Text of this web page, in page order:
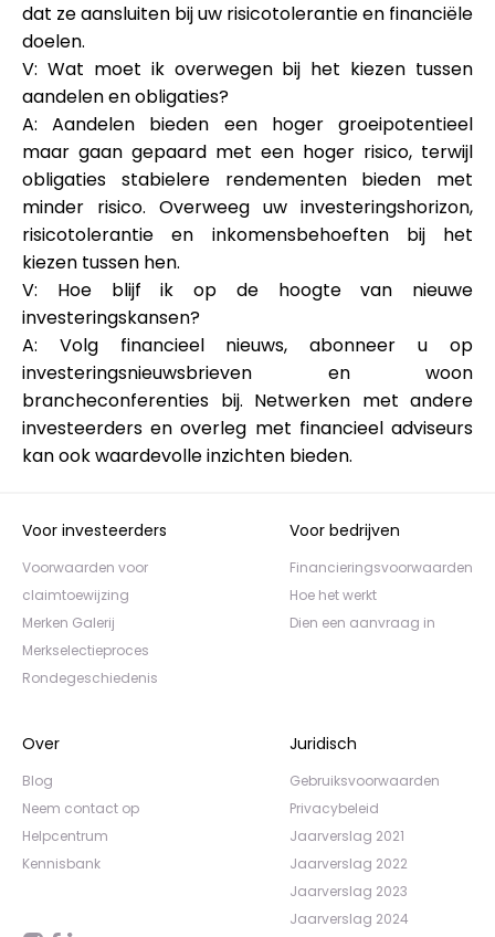
dat ze aansluiten bij uw risicotolerantie en financiële
doelen.
V: Wat moet ik overwegen bij het kiezen tussen
aandelen en obligaties?
A: Aandelen bieden een hoger groeipotentieel
maar gaan gepaard met een hoger risico, terwijl
obligaties stabielere rendementen bieden met
minder risico. Overweeg uw investeringshorizon,
risicotolerantie en inkomensbehoeften bij het
kiezen tussen hen.
V: Hoe blijf ik op de hoogte van nieuwe
investeringskansen?
A: Volg financieel nieuws, abonneer u op
investeringsnieuwsbrieven en woon
brancheconferenties bij. Netwerken met andere
investeerders en overleg met financieel adviseurs
kan ook waardevolle inzichten bieden.
Voor investeerders
Voorwaarden voor
claimtoewijzing
Merken Galerij
Merkselectieproces
Rondegeschiedenis
Voor bedrijven
Financieringsvoorwaarden
Hoe het werkt
Dien een aanvraag in
Over
Blog
Neem contact op
Helpcentrum
Kennisbank
Juridisch
Gebruiksvoorwaarden
Privacybeleid
Jaarverslag 2021
Jaarverslag 2022
Jaarverslag 2023
Jaarverslag 2024